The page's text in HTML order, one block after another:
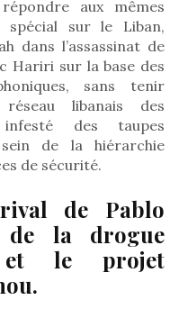
aux mêmes
spécial sur le Liban,
dans l’assassinat de
Hariri sur la base des
sans tenir
libanais des
infesté des taupes
de la hiérarchie
de sécurité.
de Pablo
de la drogue
et le projet